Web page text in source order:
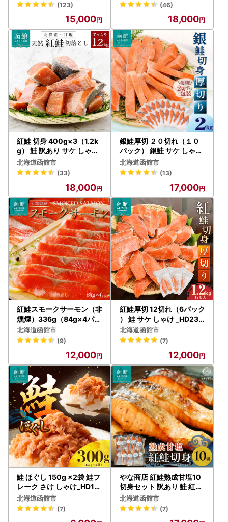
(123)
15,000
(46)
18,000
紅鮭 切身 400g×3（1.2k
g） 鮭 訳あり サケ しゃけ
北海道 函館 _HD024-001
北海道函館市
(33)
18,000
銀鮭厚切 ２０切れ（１０
パック） 銀鮭 サケ しゃけ
_HD231-006
北海道函館市
(13)
17,000
紅鮭スモークサーモン（非
燻煙）336g（84g×4パッ
ク）_HD139-004
北海道函館市
(9)
12,000
紅鮭厚切 12切れ（6パック
） 鮭 サケ しゃけ _HD231
-008
北海道函館市
(7)
12,000
鮭 ほぐし 150g ×2袋 鮭フ
レーク さけ しゃけ_HD119
-003
北海道函館市
(7)
やな商店 紅鮭熟成甘塩10
切身セット 訳あり 鮭 紅鮭
焼き魚 _HD085-024
北海道函館市
(7)